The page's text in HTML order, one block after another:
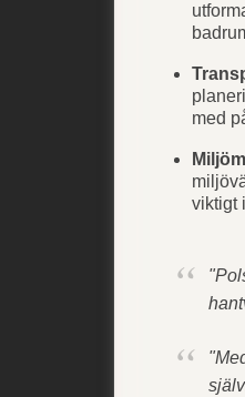
med
viktigt